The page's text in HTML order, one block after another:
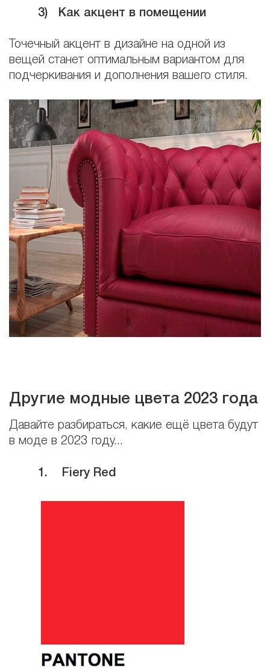
3) Как акцент в помещении
Точечный акцент в дизайне на одной из
вещей станет оптимальным вариантом для
подчеркивания и дополнения вашего стиля.
Другие модные цвета 2023 года
Давайте разбираться, какие ещё цвета будут
в моде в 2023 году...
1. Fiery Red